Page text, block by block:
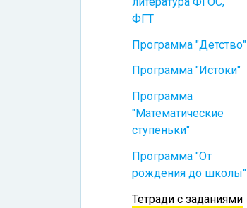
ФГТ
Программа "Детство"
Программа "Истоки"
Программа
"Математические
ступеньки"
Программа "От
рождения до школы"
Тетради с заданиями